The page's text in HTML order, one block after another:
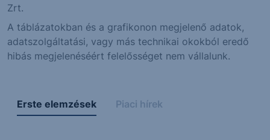
Zrt.
A táblázatokban és a grafikonon megjelenő adatok,
adatszolgáltatási, vagy más technikai okokból eredő
hibás megjelenéséért felelősséget nem vállalunk.
Erste elemzések Piaci hírek